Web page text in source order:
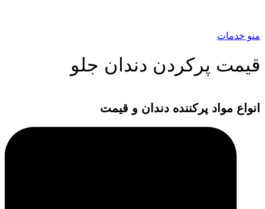
منو خدمات
قیمت پرکردن دندان جلو
انواع مواد پرکننده دندان و قیمت